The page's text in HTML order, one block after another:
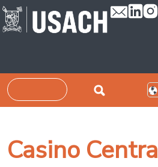
Passar para o conteúdo principal
Pesquisar
Casino Centra